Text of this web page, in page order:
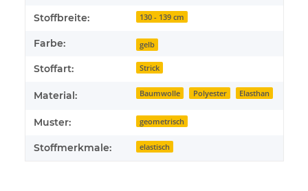
Stoffbreite: 130 - 139 cm
Farbe: gelb
Stoffart: Strick
Material: Baumwolle Polyester Elasthan
Muster: geometrisch
Stoffmerkmale: elastisch